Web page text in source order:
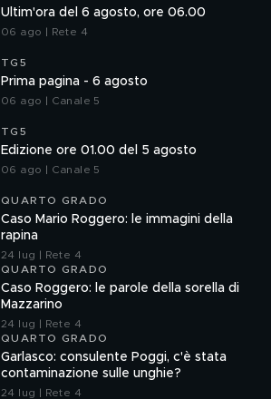
Ultim'ora del 6 agosto, ore 06.00
06 ago | Rete 4
TG5
Prima pagina - 6 agosto
06 ago | Canale 5
TG5
Edizione ore 01.00 del 5 agosto
06 ago | Canale 5
QUARTO GRADO
Caso Mario Roggero: le immagini della
rapina
24 lug | Rete 4
QUARTO GRADO
Caso Roggero: le parole della sorella di
Mazzarino
24 lug | Rete 4
QUARTO GRADO
Garlasco: consulente Poggi, c'è stata
contaminazione sulle unghie?
24 lug | Rete 4